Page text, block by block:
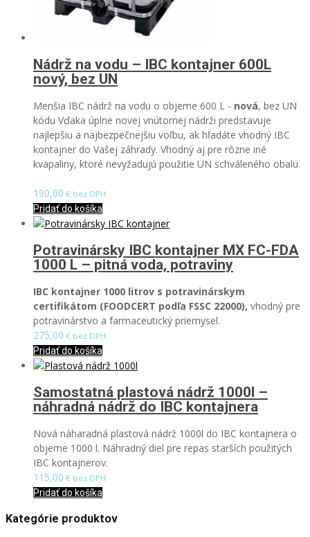
Nádrž na vodu – IBC kontajner 600L
nový, bez UN
Menšia IBC nádrž na vodu o objeme 600 L - nová, bez UN
kódu Vďaka úplne novej vnútornej nádrži predstavuje
najlepšiu a najbezpečnejšiu voľbu, ak hľadáte vhodný IBC
kontajner do Vašej záhrady. Vhodný aj pre rôzne iné
kvapaliny, ktoré nevyžadujú použitie UN schváleného obalu.
190,00 € bez DPH
Pridať do košíka
Potravinársky IBC kontajner MX FC-FDA
1000 L – pitná voda, potraviny
IBC kontajner 1000 litrov s potravinárskym
certifikátom (FOODCERT podľa FSSC 22000), vhodný pre
potravinárstvo a farmaceutický priemysel.
275,00 € bez DPH
Pridať do košíka
Samostatná plastová nádrž 1000l –
náhradná nádrž do IBC kontajnera
Nová náharadná plastová nádrž 1000l do IBC kontajnera o
objeme 1000 l. Náhradný diel pre repas starších použitých
IBC kontajnerov.
115,00 € bez DPH
Pridať do košíka
Kategórie produktov